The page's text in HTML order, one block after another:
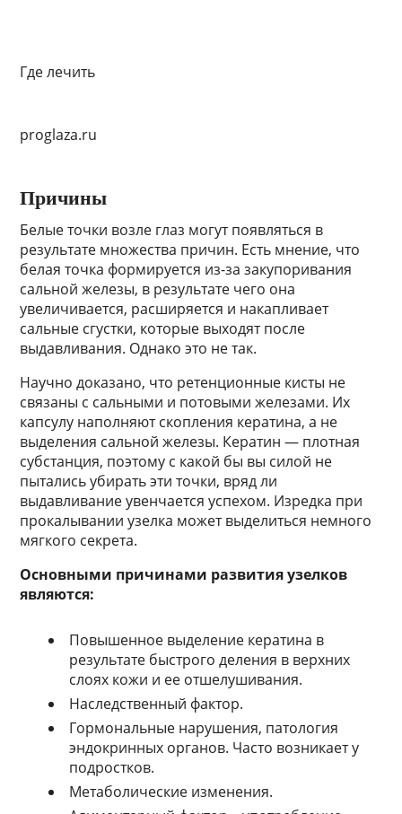
Где лечить
proglaza.ru
Причины
Белые точки возле глаз могут появляться в
результате множества причин. Есть мнение, что
белая точка формируется из-за закупоривания
сальной железы, в результате чего она
увеличивается, расширяется и накапливает
сальные сгустки, которые выходят после
выдавливания. Однако это не так.
Научно доказано, что ретенционные кисты не
связаны с сальными и потовыми железами. Их
капсулу наполняют скопления кератина, а не
выделения сальной железы. Кератин — плотная
субстанция, поэтому с какой бы вы силой не
пытались убирать эти точки, вряд ли
выдавливание увенчается успехом. Изредка при
прокалывании узелка может выделиться немного
мягкого секрета.
Основными причинами развития узелков
являются:
Повышенное выделение кератина в
результате быстрого деления в верхних
слоях кожи и ее отшелушивания.
Наследственный фактор.
Гормональные нарушения, патология
эндокринных органов. Часто возникает у
подростков.
Метаболические изменения.